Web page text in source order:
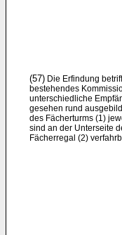
(57) Die Erfindung
bestehendes
unterschiedliche
gesehen rund
des Fächerturms (1)
sind an der Unterseite
Fächerregal (2)